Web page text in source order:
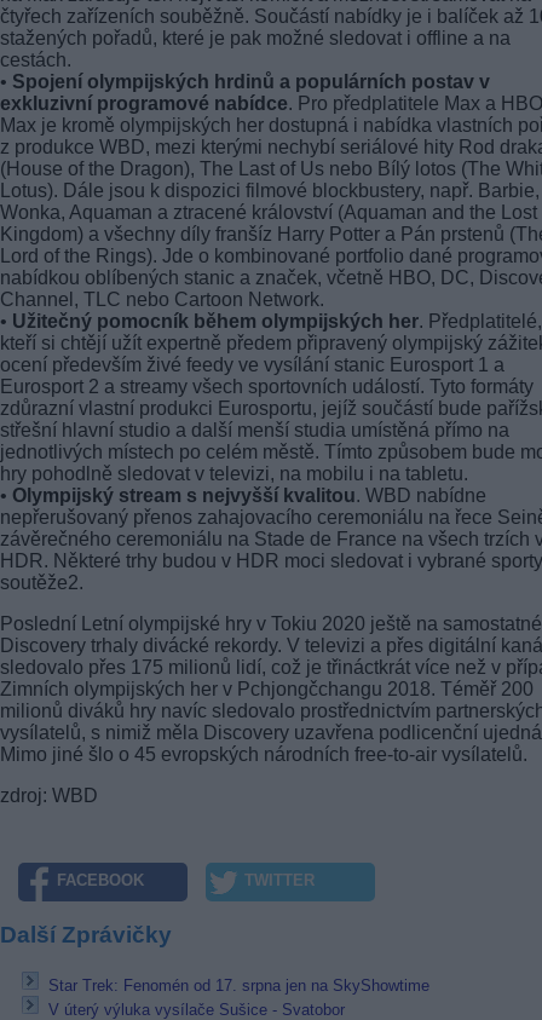
čtyřech zařízeních souběžně. Součástí nabídky je i balíček až
stažených pořadů, které je pak možné sledovat i offline a na
cestách.
• Spojení olympijských hrdinů a populárních postav v
exkluzivní programové nabídce. Pro předplatitele Max a HBO
Max je kromě olympijských her dostupná i nabídka vlastních
z produkce WBD, mezi kterými nechybí seriálové hity Rod
(House of the Dragon), The Last of Us nebo Bílý lotos (The
Lotus). Dále jsou k dispozici filmové blockbustery, např. Barbie,
Wonka, Aquaman a ztracené království (Aquaman and the Lost
Kingdom) a všechny díly franšíz Harry Potter a Pán prstenů
Lord of the Rings). Jde o kombinované portfolio dané
nabídkou oblíbených stanic a značek, včetně HBO, DC,
Channel, TLC nebo Cartoon Network.
• Užitečný pomocník během olympijských her. Předplatitelé,
kteří si chtějí užít expertně předem připravený olympijský
ocení především živé feedy ve vysílání stanic Eurosport 1 a
Eurosport 2 a streamy všech sportovních událostí. Tyto formáty
zdůrazní vlastní produkci Eurosportu, jejíž součástí bude
střešní hlavní studio a další menší studia umístěná přímo na
jednotlivých místech po celém městě. Tímto způsobem bude
hry pohodlně sledovat v televizi, na mobilu i na tabletu.
• Olympijský stream s nejvyšší kvalitou. WBD nabídne
nepřerušovaný přenos zahajovacího ceremoniálu na řece
závěrečného ceremoniálu na Stade de France na všech trzích
HDR. Některé trhy budou v HDR moci sledovat i vybrané
soutěže2.
Poslední Letní olympijské hry v Tokiu 2020 ještě na samostatné
Discovery trhaly divácké rekordy. V televizi a přes digitální
sledovalo přes 175 milionů lidí, což je třináctkrát více než v
Zimních olympijských her v Pchjongčchangu 2018. Téměř 200
milionů diváků hry navíc sledovalo prostřednictvím
vysílatelů, s nimiž měla Discovery uzavřena podlicenční
Mimo jiné šlo o 45 evropských národních free-to-air vysílatelů.
zdroj: WBD
FACEBOOK TWITTER
Další Zprávičky
Star Trek: Fenomén od 17. srpna jen na SkyShowtime
V úterý výluka vysílače Sušice - Svatobor